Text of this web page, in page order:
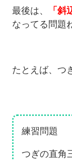
最後は、 「
なってる問題
たとえば、つ
練習問題
つぎの直角